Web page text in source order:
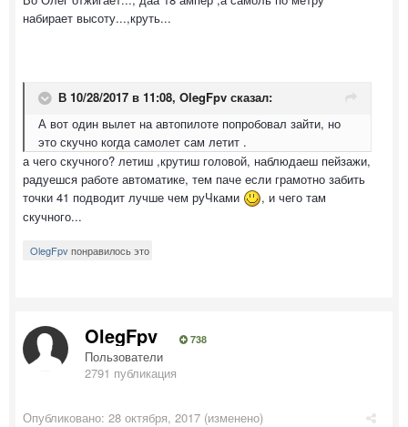
набирает высоту...,круть...
В 10/28/2017 в 11:08, OlegFpv сказал:
А вот один вылет на автопилоте попробовал зайти, но
это скучно когда самолет сам летит .
а чего скучного? летиш ,крутиш головой, наблюдаеш пейзажи,
радуешся работе автоматике, тем паче если грамотно забить
точки 41 подводит лучше чем руЧками
, и чего там
скучного...
OlegFpvпонравилось это
OlegFpv 738
Пользователи
2791 публикация
Опубликовано: 28 октября, 2017 (изменено)